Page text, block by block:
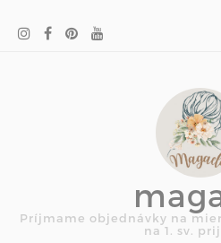
Príjmame objednávky na
na 1. sv.